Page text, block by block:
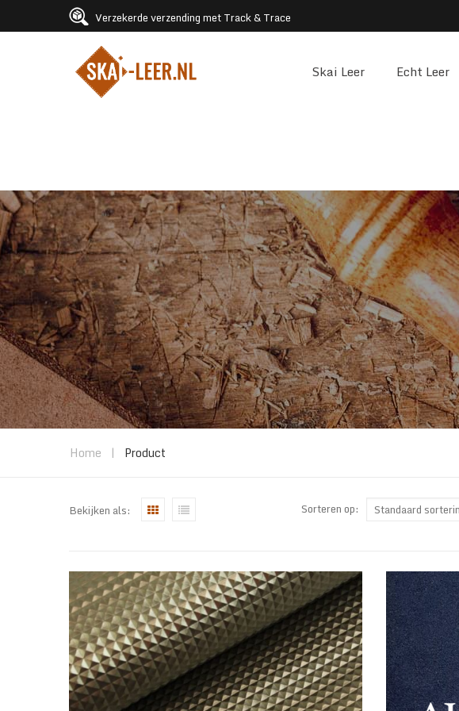
Verzekerde verzending met Track & Trace
Skai Leer Echt Leer
Home | Product
Bekijken als: Sorteren op: